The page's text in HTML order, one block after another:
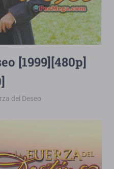
[1999][480p]
del Deseo